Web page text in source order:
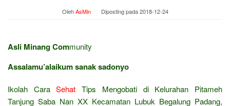
OlehAsMin Diposting pada2018-12-24
Asli Minang Community
Assalamu’alaikum sanak sadonyo
Ikolah CaraSehat Tips Mengobati di Kelurahan Pitameh
Tanjung Saba Nan XX Kecamatan Lubuk Begalung Padang,